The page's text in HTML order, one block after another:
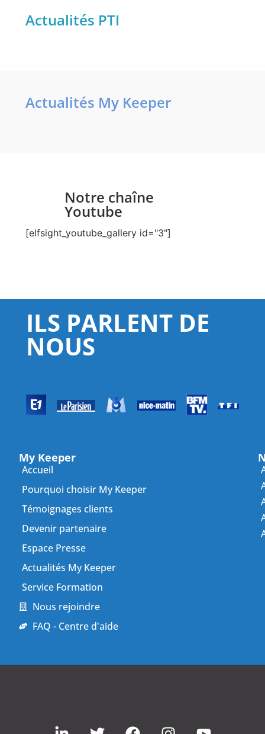
Actualités PTI
Actualités My Keeper
Notre chaîne
Youtube
[elfsight_youtube_gallery id="3"]
ILS PARLENT DE
NOUS
My Keeper
Accueil
Pourquoi choisir My Keeper
Témoignages clients
Devenir partenaire
Espace Presse
Actualités My Keeper
Service Formation
Nous rejoindre
FAQ - Centre d'aide